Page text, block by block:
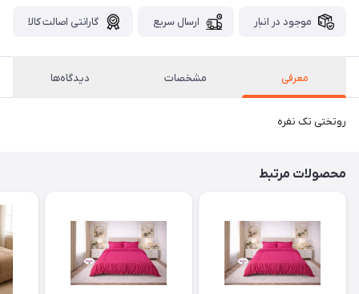
موجود در انبار ارسال سریع گارانتی اصالت کالا
معرفی مشخصات دیدگاه‌ها
روتختی تک نفره
محصولات مرتبط